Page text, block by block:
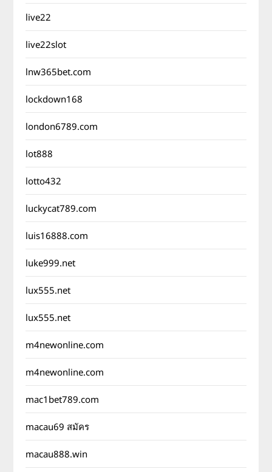
live22
live22slot
lnw365bet.com
lockdown168
london6789.com
lot888
lotto432
luckycat789.com
luis16888.com
luke999.net
lux555.net
lux555.net
m4newonline.com
m4newonline.com
mac1bet789.com
macau69 สมัคร
macau888.win